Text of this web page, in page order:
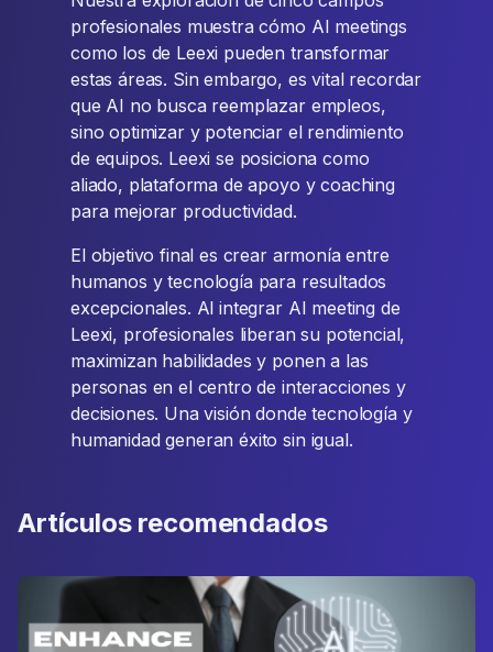
profesionales muestra cómo AI meetings
como los de Leexi pueden transformar
estas áreas. Sin embargo, es vital recordar
que AI no busca reemplazar empleos,
sino optimizar y potenciar el rendimiento
de equipos. Leexi se posiciona como
aliado, plataforma de apoyo y coaching
para mejorar productividad.
El objetivo final es crear armonía entre
humanos y tecnología para resultados
excepcionales. Al integrar AI meeting de
Leexi, profesionales liberan su potencial,
maximizan habilidades y ponen a las
personas en el centro de interacciones y
decisiones. Una visión donde tecnología y
humanidad generan éxito sin igual.
Artículos recomendados